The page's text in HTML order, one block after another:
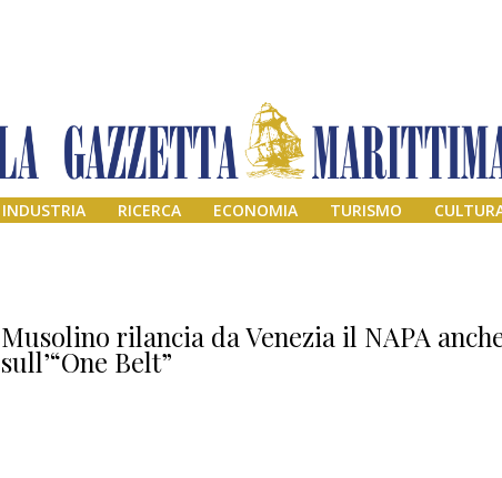
INDUSTRIA RICERCA ECONOMIA TURISMO
Musolino rilancia da Venezia il NAPA
sull’“One Belt”